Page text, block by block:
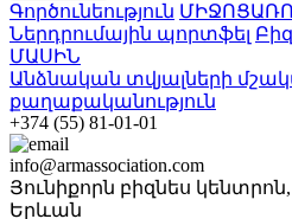
Գործունեություն
Ներդրումային պորտֆել
ՄԱՍԻՆ
Անձնական տվյալների
քաղաքականություն
+374 (55) 81-01-01
info@armassociation.com
Յունիքորն բիզնես
Երևան